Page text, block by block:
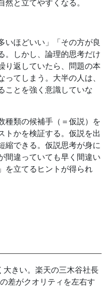
と立てやすくなる。
いほどいい」「その方が良
。しかし、論理的思考だけ
り返していたら、問題の本
てしまう。大半の人は、
ことを強く意識していな
種類の候補手（＝仮説）を
トかを検証する。仮説を出
縮できる。仮説思考が身に
間違っていても早く間違い
を立てるヒントが得られ
きい。楽天の三木谷社長
差がクオリティを左右す